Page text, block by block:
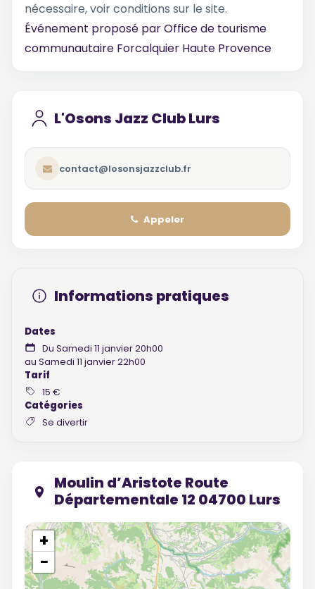
nécessaire, voir conditions sur le site.
Événement proposé parOffice de tourisme
communautaire Forcalquier Haute Provence
L'Osons Jazz Club Lurs
contact@losonsjazzclub.fr
Appeler
Informations pratiques
Dates
Du Samedi 11 janvier 20h00
au Samedi 11 janvier 22h00
Tarif
15 €
Catégories
Se divertir
Moulin d’Aristote Route
Départementale 12 04700 Lurs
+
−